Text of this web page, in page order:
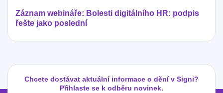
Záznam webináře: Bolesti digitálního HR: podpis
řešte jako poslední
Chcete dostávat aktuální informace o dění v Signi?
Přihlaste se k odběru novinek.